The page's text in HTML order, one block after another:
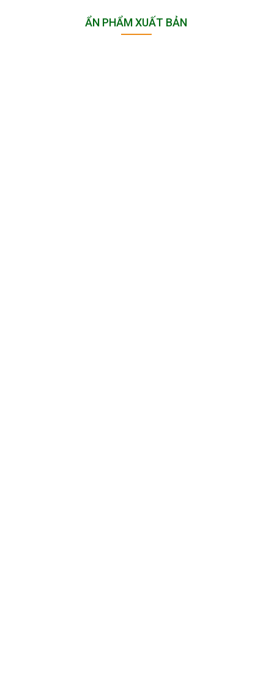
ẨN PHẨM XUẤT BẢN